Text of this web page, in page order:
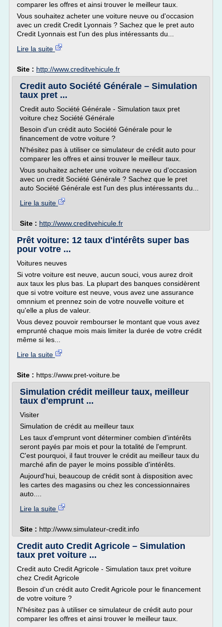
comparer les offres et ainsi trouver le meilleur taux.
Vous souhaitez acheter une voiture neuve ou d'occasion
avec un credit Credit Lyonnais ? Sachez que le pret auto
Credit Lyonnais est l'un des plus intéressants du...
Lire la suite
Site : http://www.creditvehicule.fr
Credit auto Société Générale – Simulation
taux pret ...
Credit auto Société Générale - Simulation taux pret
voiture chez Société Générale
Besoin d'un crédit auto Société Générale pour le
financement de votre voiture ?
N'hésitez pas à utiliser ce simulateur de crédit auto pour
comparer les offres et ainsi trouver le meilleur taux.
Vous souhaitez acheter une voiture neuve ou d'occasion
avec un credit Société Générale ? Sachez que le pret
auto Société Générale est l'un des plus intéressants du...
Lire la suite
Site : http://www.creditvehicule.fr
Prêt voiture: 12 taux d'intérêts super bas
pour votre ...
Voitures neuves
Si votre voiture est neuve, aucun souci, vous aurez droit
aux taux les plus bas. La plupart des banques considèrent
que si votre voiture est neuve, vous avez une assurance
omnnium et prennez soin de votre nouvelle voiture et
qu'elle a plus de valeur.
Vous devez pouvoir rembourser le montant que vous avez
emprunté chaque mois mais limiter la durée de votre crédit
même si les...
Lire la suite
Site : https://www.pret-voiture.be
Simulation crédit meilleur taux, meilleur
taux d'emprunt ...
Visiter
Simulation de crédit au meilleur taux
Les taux d'emprunt vont déterminer combien d'intérêts
seront payés par mois et pour la totalité de l'emprunt.
C'est pourquoi, il faut trouver le crédit au meilleur taux du
marché afin de payer le moins possible d'intérêts.
Aujourd'hui, beaucoup de crédit sont à disposition avec
les cartes des magasins ou chez les concessionnaires
auto....
Lire la suite
Site : http://www.simulateur-credit.info
Credit auto Credit Agricole – Simulation
taux pret voiture ...
Credit auto Credit Agricole - Simulation taux pret voiture
chez Credit Agricole
Besoin d'un crédit auto Credit Agricole pour le financement
de votre voiture ?
N'hésitez pas à utiliser ce simulateur de crédit auto pour
comparer les offres et ainsi trouver le meilleur taux.